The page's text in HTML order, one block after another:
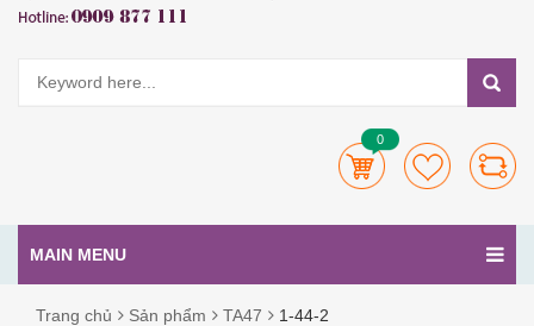
0
MAIN MENU
Trang chủ Sản phẩm TA47 1-44-2